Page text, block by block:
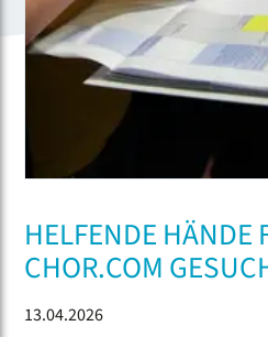
HELFENDE HÄNDE
CHOR.COM
13.04.2026